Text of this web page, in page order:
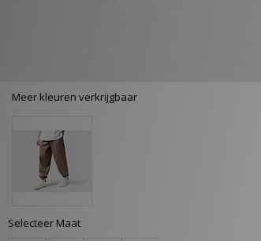
Meer kleuren verkrijgbaar
Selecteer Maat